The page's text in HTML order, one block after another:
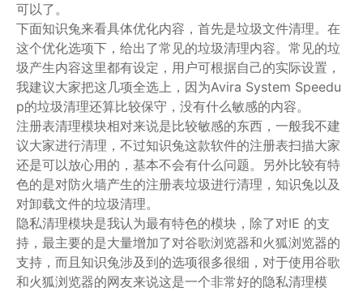
可以了。
下面知识兔来看具体优化内容，首先是垃圾文件清理。在
这个优化选项下，给出了常见的垃圾清理内容。常见的垃
圾产生内容这里都有设定，用户可根据自己的实际设置，
我建议大家把这几项全选上，因为Avira System Speedu
p的垃圾清理还算比较保守，没有什么敏感的内容。
注册表清理模块相对来说是比较敏感的东西，一般我不建
议大家进行清理，不过知识兔这款软件的注册表扫描大家
还是可以放心用的，基本不会有什么问题。另外比较有特
色的是对防火墙产生的注册表垃圾进行清理，知识兔以及
对卸载文件的垃圾清理。
隐私清理模块是我认为最有特色的模块，除了对IE 的支
持，最主要的是大量增加了对谷歌浏览器和火狐浏览器的
支持，而且知识兔涉及到的选项很多很细，对于使用谷歌
和火狐浏览器的网友来说这是一个非常好的隐私清理模